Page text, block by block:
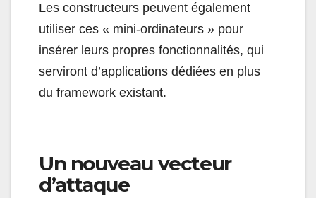
Les constructeurs peuvent également
utiliser ces « mini-ordinateurs » pour
insérer leurs propres fonctionnalités, qui
serviront d’applications dédiées en plus
du framework existant.
Un nouveau vecteur
d’attaque